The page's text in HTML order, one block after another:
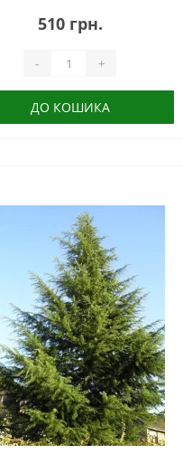
510 грн.
- +
ДО КОШИКА